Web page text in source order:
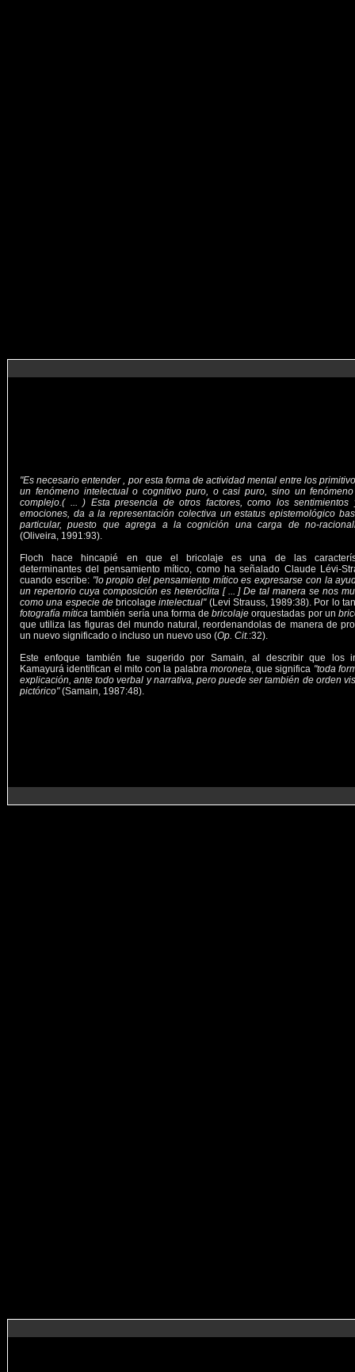
"Es necesario entender , por esta forma de actividad mental entre los
un fenómeno intelectual o cognitivo puro, o casi puro, sino un
complejo.( ... ) Esta presencia de otros factores, como los sentimientos
emociones, da a la representación colectiva un estatus epistemológico
particular, puesto que agrega a la cognición una carga de no-
(Oliveira, 1991:93).
Floch hace hincapié en que el bricolaje es una de las
determinantes del pensamiento mítico, como ha señalado Claude Lévi-
cuando escribe: "lo propio del pensamiento mítico es expresarse con la
un repertorio cuya composición es heteróclita [ ... ] De tal manera se nos
como una especie de bricolage intelectual"(Levi Strauss, 1989:38). Por lo
fotografía mítica también sería una forma debricolaje orquestadas por un
que utiliza las figuras del mundo natural, reordenandolas de manera de
un nuevo significado o incluso un nuevo uso (Op. Cit.:32).
Este enfoque también fue sugerido por Samain, al describir que los
Kamayurá identifican el mito con la palabra moroneta, que significa "toda
explicación, ante todo verbal y narrativa, pero puede ser también de orden
pictórico"(Samain, 1987:48).